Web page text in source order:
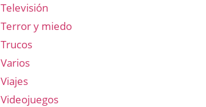
Televisión
Terror y miedo
Trucos
Varios
Viajes
Videojuegos